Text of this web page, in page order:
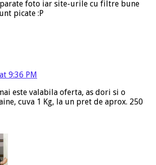
foto iar site-urile cu filtre bune
picate :P
9:36 PM
este valabila oferta, as dori si o
cuva 1 Kg, la un pret de aprox. 250